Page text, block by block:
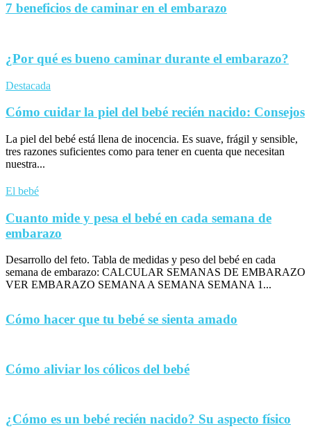
7 beneficios de caminar en el embarazo
¿Por qué es bueno caminar durante el embarazo?
Destacada
Cómo cuidar la piel del bebé recién nacido: Consejos
La piel del bebé está llena de inocencia. Es suave, frágil y sensible,
tres razones suficientes como para tener en cuenta que necesitan
nuestra...
El bebé
Cuanto mide y pesa el bebé en cada semana de
embarazo
Desarrollo del feto. Tabla de medidas y peso del bebé en cada
semana de embarazo: CALCULAR SEMANAS DE EMBARAZO
VER EMBARAZO SEMANA A SEMANA SEMANA 1...
Cómo hacer que tu bebé se sienta amado
Cómo aliviar los cólicos del bebé
¿Cómo es un bebé recién nacido? Su aspecto físico